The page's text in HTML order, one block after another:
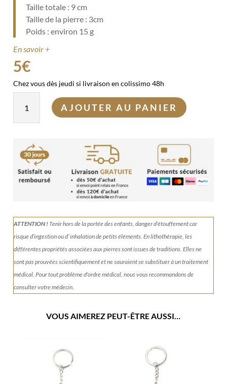
Taille totale : 9 cm
Taille de la pierre : 3cm
Poids : environ 15 g
En savoir +
5€
Chez vous dès jeudi si livraison en colissimo 48h
Porte-
pierre
Labradorite
AJOUTER AU PANIER
ATTENTION !Tenirhors de la portée des enfants, danger d'étouffement car
risque d’ingestion ou d’ inhalation de petits éléments.En lithothérapie, les
différentes propriétés associées aux pierres sont issues de traditions. Elles ne
sont pas prouvées scientifiquement et ne sauraient se substituer à un traitement
médical. Pour tout problème d'ordre médical, nous vous recommandons de
consulter votre médecin.
VOUS AIMEREZ PEUT-ÊTRE AUSSI…